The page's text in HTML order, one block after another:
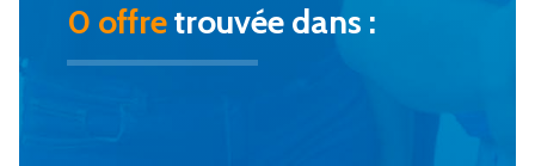
0 offretrouvée dans :